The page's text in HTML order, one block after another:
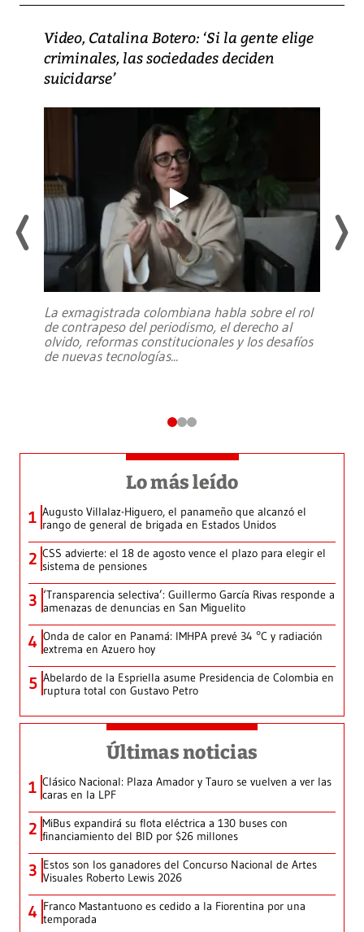
Video, Catalina Botero: ‘Si la gente elige
criminales, las sociedades deciden
suicidarse’
La exmagistrada colombiana habla sobre el rol
de contrapeso del periodismo, el derecho al
olvido, reformas constitucionales y los desafíos
de nuevas tecnologías...
Lo más leído
1 Augusto Villalaz-Higuero, el panameño que alcanzó el
rango de general de brigada en Estados Unidos
2 CSS advierte: el 18 de agosto vence el plazo para elegir el
sistema de pensiones
3 ‘Transparencia selectiva’: Guillermo García Rivas responde a
amenazas de denuncias en San Miguelito
4 Onda de calor en Panamá: IMHPA prevé 34 °C y radiación
extrema en Azuero hoy
5 Abelardo de la Espriella asume Presidencia de Colombia en
ruptura total con Gustavo Petro
Últimas noticias
1 Clásico Nacional: Plaza Amador y Tauro se vuelven a ver las
caras en la LPF
2 MiBus expandirá su flota eléctrica a 130 buses con
financiamiento del BID por $26 millones
3 Estos son los ganadores del Concurso Nacional de Artes
Visuales Roberto Lewis 2026
4 Franco Mastantuono es cedido a la Fiorentina por una
temporada